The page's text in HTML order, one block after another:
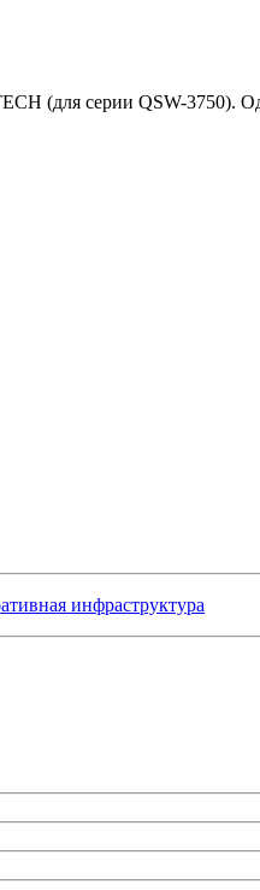
(для серии QSW-3750).
инфраструктура